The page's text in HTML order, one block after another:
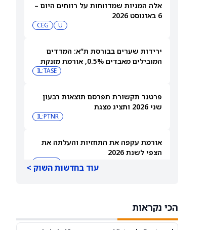
אלה המניות שמדווחות על רווחים היום –
6 באוגוסט 2026
U
CEG
ירידות שערים בבורסת ת”א: המדדים
המובילים מאבדים 0.5%, אורמת מזנקת
IL:TASE
פרטנר תקשורת תפרסם תוצאות רבעון
שני 2026 ותציג מצגת
IL:PTNR
אורמת עקפה את התחזיות והעלתה את
הצפי לשנת 2026
63%
עוד בחדשות השוק >
הכי נקראות